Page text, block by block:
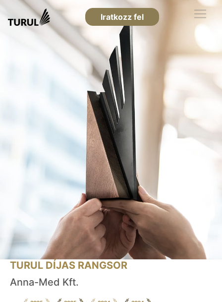
Iratkozz fel
TURUL DÍJAS RANGSOR
Anna-Med Kft.